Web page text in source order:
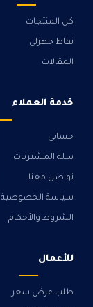
كل المنتجات
نقاط جهزلي
المقالات
خدمة العملاء
حسابي
سلة المشتريات
تواصل معنا
سياسة الخصوصية
الشروط والأحكام
للأعمال
طلب عرض سعر